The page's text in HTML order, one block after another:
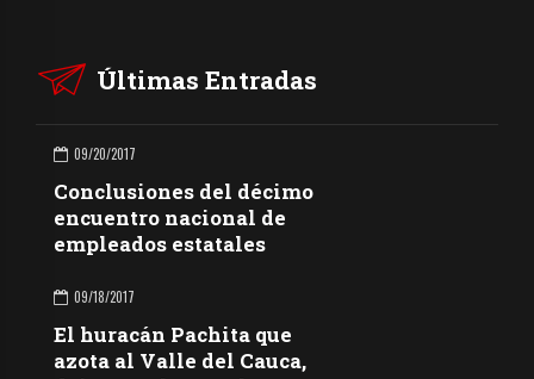
Últimas Entradas
09/20/2017
Conclusiones del décimo
encuentro nacional de
empleados estatales
09/18/2017
El huracán Pachita que
azota al Valle del Cauca,